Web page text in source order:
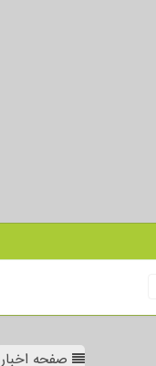
صفحه اخبار